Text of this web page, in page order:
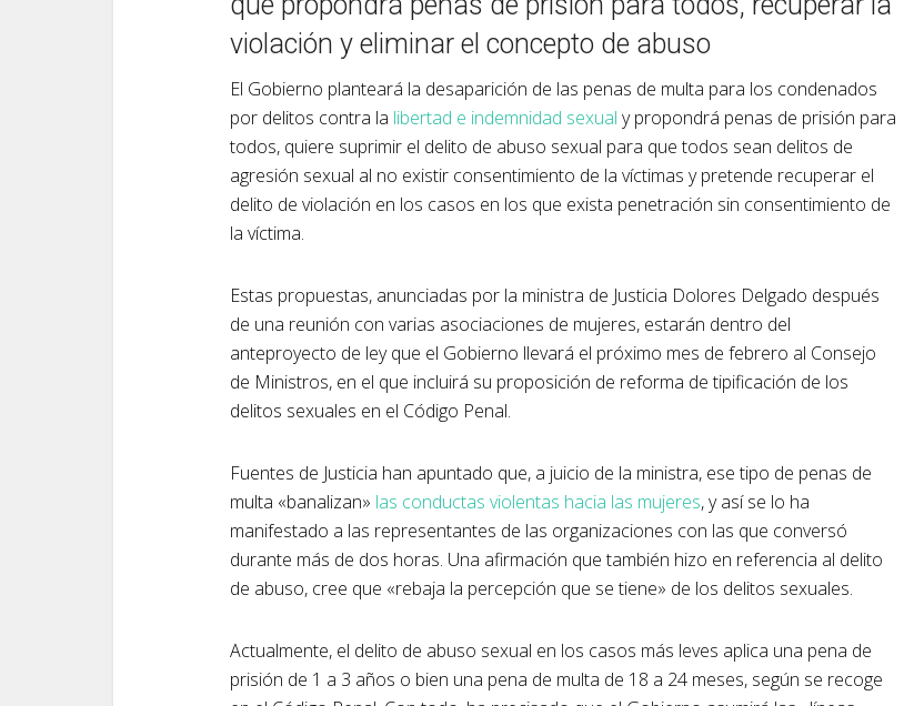
violación y eliminar el concepto de abuso
El Gobierno planteará la desaparición de las penas de multa para los condenados
por delitos contra la libertad e indemnidad sexual y propondrá penas de prisión para
todos, quiere suprimir el delito de abuso sexual para que todos sean delitos de
agresión sexual al no existir consentimiento de la víctimas y pretende recuperar el
delito de violación en los casos en los que exista penetración sin consentimiento de
la víctima.
Estas propuestas, anunciadas por la ministra de Justicia Dolores Delgado después
de una reunión con varias asociaciones de mujeres, estarán dentro del
anteproyecto de ley que el Gobierno llevará el próximo mes de febrero al Consejo
de Ministros, en el que incluirá su proposición de reforma de tipificación de los
delitos sexuales en el Código Penal.
Fuentes de Justicia han apuntado que, a juicio de la ministra, ese tipo de penas de
multa «banalizan» las conductas violentas hacia las mujeres, y así se lo ha
manifestado a las representantes de las organizaciones con las que conversó
durante más de dos horas. Una afirmación que también hizo en referencia al delito
de abuso, cree que «rebaja la percepción que se tiene» de los delitos sexuales.
Actualmente, el delito de abuso sexual en los casos más leves aplica una pena de
prisión de 1 a 3 años o bien una pena de multa de 18 a 24 meses, según se recoge